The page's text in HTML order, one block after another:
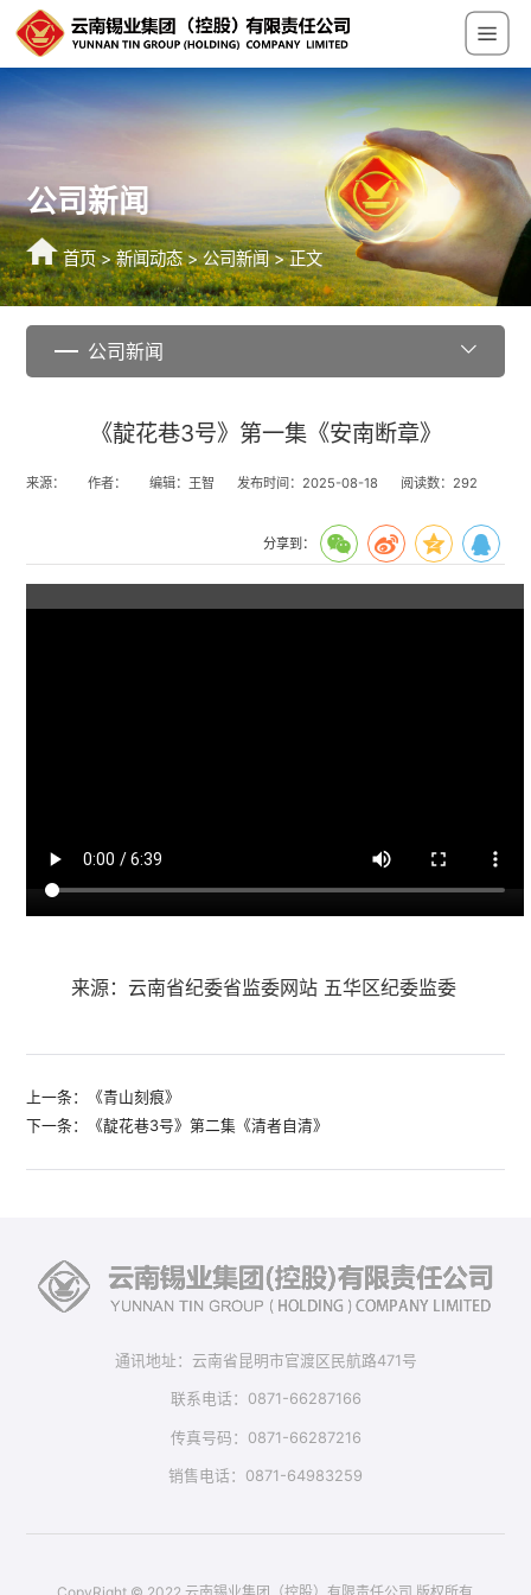
公司新闻
首页>新闻动态>公司新闻> 正文
公司新闻
《靛花巷3号》第一集《安南断章》
来源： 作者： 编辑：王智 发布时间：2025-08-18 阅读数：292
分享到：
来源：云南省纪委省监委网站 五华区纪委监委
上一条：《青山刻痕》
下一条：《靛花巷3号》第二集《清者自清》
通讯地址：云南省昆明市官渡区民航路471号
联系电话：0871-66287166
传真号码：0871-66287216
销售电话：0871-64983259